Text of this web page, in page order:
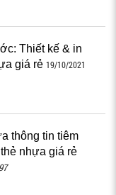
Thiết kế & in
giá rẻ 19/10/2021
thông tin tiêm
nhựa giá rẻ